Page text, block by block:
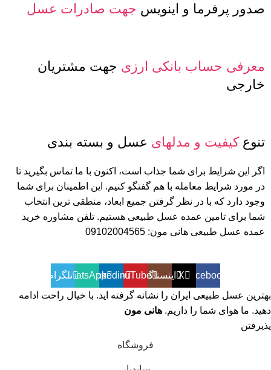
صدور پرفرما و اینویس جهت صادرات عسل
معرفی حساب بانکی ارزی جهت مشتریان
خارجی
تنوعکیفیت و مدلهای عسل و بسته بندی
اگر این شرایط برای شما جذاب است، اکنون با ما تماس بگیرید تا
در مورد شرایط معامله با هم گفتگو کنیم. این اطمینان برای شما
وجود دارد که با در نظر گرفتن جمیع ابعاد، منطقی ترین انتخاب
شما برای تامین عمده عسل طبیعی هستیم. تلفن مشاوره خرید
عمده عسل طبیعی هانی مون: 09102004565
Facebook
X اینستاگرمYouTube
linkedin
WhatsAppتلگرام
بهترین عسل طبیعی ایران را نشانه گرفته اید. با خیال راحت ادامه
دهید. ما هوای شما را داریم. هانی مون
پذیرفتن
فروشگاه